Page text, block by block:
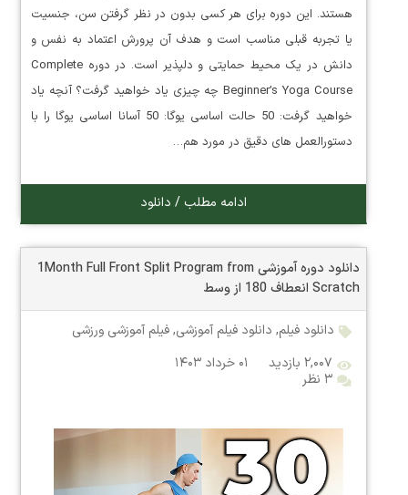
هستند. این دوره برای هر کسی بدون در نظر گرفتن سن، جنسیت
یا تجربه قبلی مناسب است و هدف آن پرورش اعتماد به نفس و
دانش در یک محیط حمایتی و دلپذیر است. در دوره Complete
Beginner’s Yoga Course چه چیزی یاد خواهید گرفت؟ آنچه یاد
خواهید گرفت: 50 حالت اساسی یوگا: 50 آسانا اساسی یوگا را با
دستورالعمل های دقیق در مورد هم…
ادامه مطلب / دانلود
دانلود دوره آموزشی 1Month Full Front Split Program from
Scratch انعطاف 180 از وسط
دانلود فیلم, دانلود فیلم آموزشی,فیلم آموزشی ورزشی
۲,۰۰۷ بازدید
۰۱ خرداد ۱۴۰۳
۳ نظر